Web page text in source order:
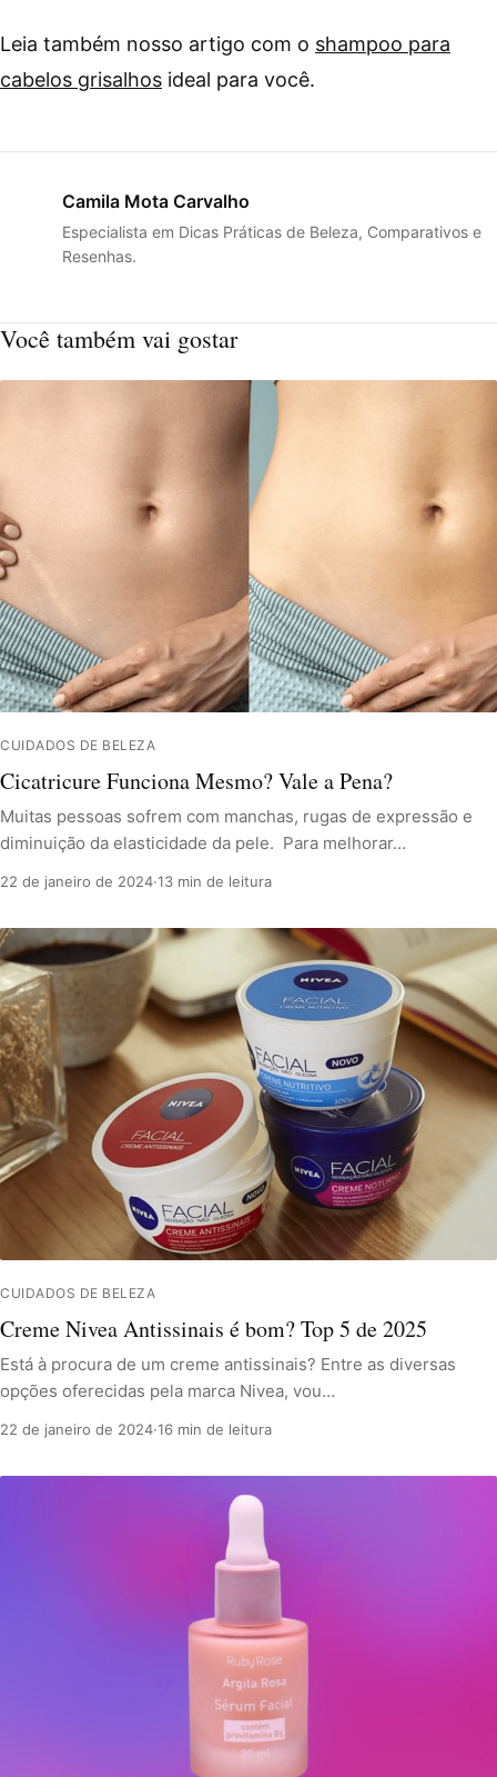
Leia também nosso artigo com o shampoo para
cabelos grisalhos ideal para você.
Camila Mota Carvalho
Especialista em Dicas Práticas de Beleza, Comparativos e
Resenhas.
Você também vai gostar
CUIDADOS DE BELEZA
Cicatricure Funciona Mesmo? Vale a Pena?
Muitas pessoas sofrem com manchas, rugas de expressão e
diminuição da elasticidade da pele. Para melhorar…
22 de janeiro de 2024·13 min de leitura
CUIDADOS DE BELEZA
Creme Nivea Antissinais é bom? Top 5 de 2025
Está à procura de um creme antissinais? Entre as diversas
opções oferecidas pela marca Nivea, vou…
22 de janeiro de 2024·16 min de leitura